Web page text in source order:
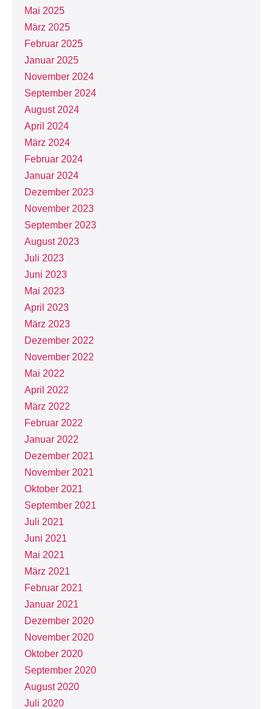
Mai 2025
März 2025
Februar 2025
Januar 2025
November 2024
September 2024
August 2024
April 2024
März 2024
Februar 2024
Januar 2024
Dezember 2023
November 2023
September 2023
August 2023
Juli 2023
Juni 2023
Mai 2023
April 2023
März 2023
Dezember 2022
November 2022
Mai 2022
April 2022
März 2022
Februar 2022
Januar 2022
Dezember 2021
November 2021
Oktober 2021
September 2021
Juli 2021
Juni 2021
Mai 2021
März 2021
Februar 2021
Januar 2021
Dezember 2020
November 2020
Oktober 2020
September 2020
August 2020
Juli 2020